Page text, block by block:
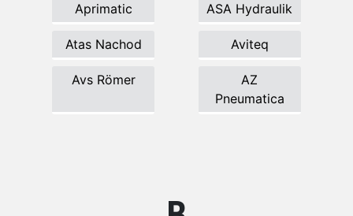
Aprimatic ASA Hydraulik
Atas Nachod Aviteq
Avs Römer
AZ
Pneumatica